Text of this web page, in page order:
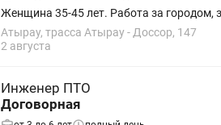
Женщина 35-45 лет. Работа за городом,
Атырау, трасса Атырау - Доссор, 147
2 августа
Инженер ПТО
Договорная